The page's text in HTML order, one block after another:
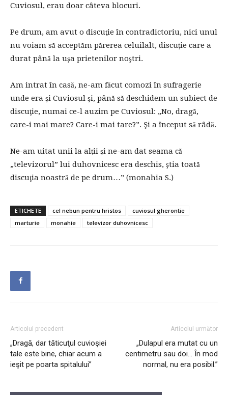
Cuviosul, erau doar câteva blocuri.
Pe drum, am avut o discuţie în contradictoriu, nici unul
nu voiam să acceptăm părerea celuilalt, discuţie care a
durat până la uşa prietenilor noştri.
Am intrat în casă, ne-am făcut comozi în sufragerie
unde era şi Cuviosul şi, până să deschidem un subiect de
discuţie, numai ce-l auzim pe Cuviosul: „No, dragă,
care-i mai mare? Care-i mai tare?”. Şi a început să râdă.
Ne-am uitat unii la alţii şi ne-am dat seama că
„televizorul” lui duhovnicesc era deschis, ştia toată
discuţia noastră de pe drum…” (monahia S.)
ETICHETE cel nebun pentru hristos
cuviosul gherontie
marturie
monahie televizor duhovnicesc
Articolul precedent
„Dragă, dar tăticuţul cuvioşiei
tale este bine, chiar acum a
ieşit pe poarta spitalului”
Articolul următor
„Dulapul era mutat cu un
centimetru sau doi… În mod
normal, nu era posibil.”